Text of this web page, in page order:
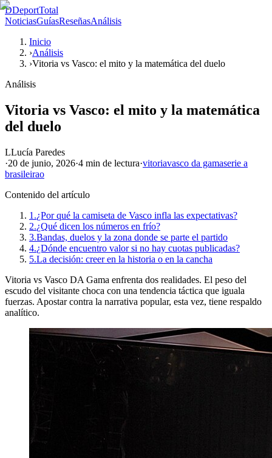
DDeportTotal
NoticiasGuíasReseñasAnálisis
Inicio
›Análisis
›Vitoria vs Vasco: el mito y la matemática del duelo
Análisis
Vitoria vs Vasco: el mito y la matemática
del duelo
LLucía Paredes
·20 de junio, 2026·4 min de lectura·vitoriavasco da gamaserie a
brasileirao
Contenido del artículo
1.¿Por qué la camiseta de Vasco infla las expectativas?
2.¿Qué dicen los números en frío?
3.Bandas, duelos y la zona donde se parte el partido
4.¿Dónde encuentro valor si no hay cuotas publicadas?
5.La decisión: creer en la historia o en la cancha
Vitoria vs Vasco DA Gama enfrenta dos realidades. El peso del
escudo del visitante choca con una tendencia táctica que iguala
fuerzas. Apostar contra la narrativa popular, esta vez, tiene respaldo
analítico.